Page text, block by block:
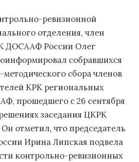
ревизионной
отделения, член
ДОСААФ России Олег
собравшихся
методического сбора членов
КРК региональных
прошедшего с 26 сентября
заседания ЦКРК
отметил, что председатель
Ирина Липская подвела
контрольно-ревизионных